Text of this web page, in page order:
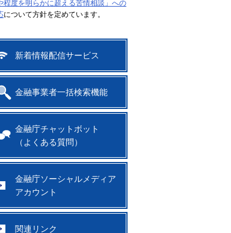
程度を明らかに超える苦情相談」への
について方針を定めています。
新着情報配信サービス
金融事業者一括検索機能
金融庁チャットボット
（よくある質問）
金融庁ソーシャルメディア
アカウント
関連リンク